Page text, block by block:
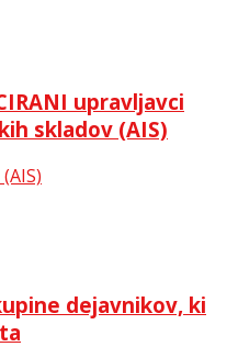
upravljavci
skladov (AIS)
dejavnikov, ki